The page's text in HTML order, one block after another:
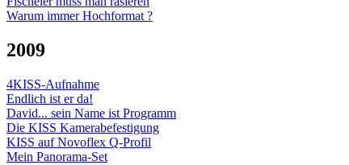
Warum immer Hochformat ?
2009
4KISS-Aufnahme
Endlich ist er da!
David... sein Name ist Programm
Die KISS Kamerabefestigung
KISS auf Novoflex Q-Profil
Mein Panorama-Set